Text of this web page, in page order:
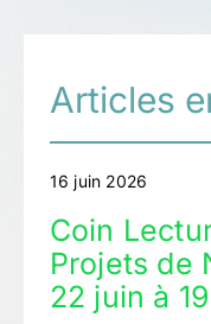
Articles
16 juin 2026
Coin
Projets de
22 juin à